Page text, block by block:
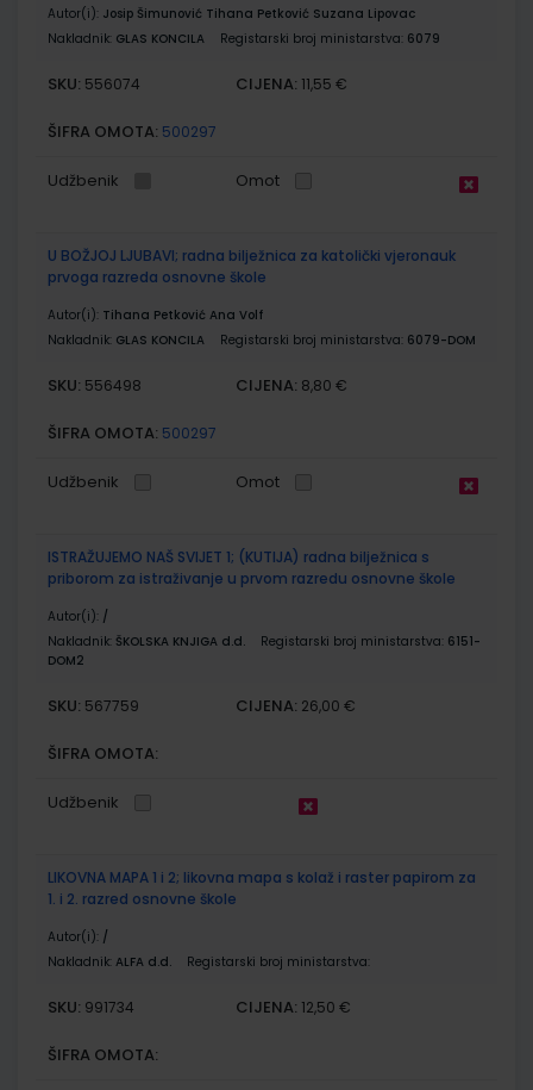
Autor(i): Josip Šimunović Tihana Petković Suzana Lipovac
Nakladnik: GLAS KONCILA Registarski broj ministarstva: 6079
SKU: 556074 CIJENA: 11,55 €
ŠIFRA OMOTA: 500297
Udžbenik Omot
U BOŽJOJ LJUBAVI; radna bilježnica za katolički vjeronauk
prvoga razreda osnovne škole
Autor(i): Tihana Petković Ana Volf
Nakladnik: GLAS KONCILA Registarski broj ministarstva: 6079-DOM
SKU: 556498 CIJENA: 8,80 €
ŠIFRA OMOTA: 500297
Udžbenik Omot
ISTRAŽUJEMO NAŠ SVIJET 1; (KUTIJA) radna bilježnica s
priborom za istraživanje u prvom razredu osnovne škole
Autor(i): /
Nakladnik: ŠKOLSKA KNJIGA d.d. Registarski broj ministarstva: 6151-
DOM2
SKU: 567759 CIJENA: 26,00 €
ŠIFRA OMOTA:
Udžbenik
LIKOVNA MAPA 1 i 2; likovna mapa s kolaž i raster papirom za
1. i 2. razred osnovne škole
Autor(i): /
Nakladnik: ALFA d.d. Registarski broj ministarstva:
SKU: 991734 CIJENA: 12,50 €
ŠIFRA OMOTA: